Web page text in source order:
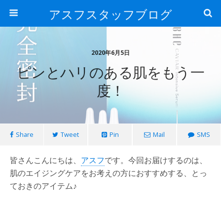
アスフスタッフブログ
2020年6月5日
ピンとハリのある肌をもう一
度！
Share Tweet Pin Mail SMS
皆さんこんにちは、 アスフです。今回お届けするのは、
肌のエイジングケアをお考えの方におすすめする、とっ
ておきのアイテム♪